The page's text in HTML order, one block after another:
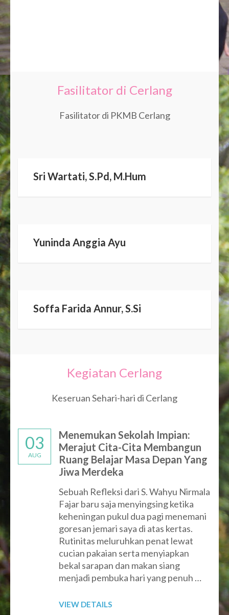
Fasilitator di Cerlang
Fasilitator di PKMB Cerlang
Sri Wartati, S.Pd, M.Hum
Yuninda Anggia Ayu
Soffa Farida Annur, S.Si
Kegiatan Cerlang
Keseruan Sehari-hari di Cerlang
03
AUG
Menemukan Sekolah Impian:
Merajut Cita-Cita Membangun
Ruang Belajar Masa Depan Yang
Jiwa Merdeka
Sebuah Refleksi dari S. Wahyu Nirmala
Fajar baru saja menyingsing ketika
keheningan pukul dua pagi menemani
goresan jemari saya di atas kertas.
Rutinitas meluruhkan penat lewat
cucian pakaian serta menyiapkan
bekal sarapan dan makan siang
menjadi pembuka hari yang penuh …
VIEW DETAILS